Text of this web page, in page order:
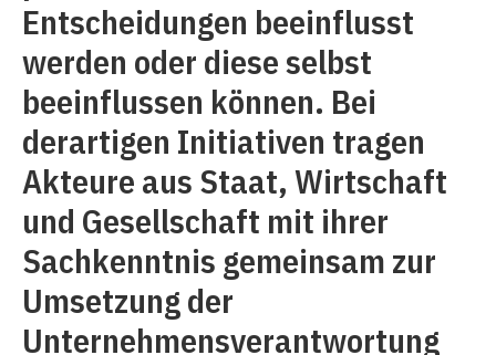
Entscheidungen beeinflusst
werden oder diese selbst
beeinflussen können. Bei
derartigen Initiativen tragen
Akteure aus Staat, Wirtschaft
und Gesellschaft mit ihrer
Sachkenntnis gemeinsam zur
Umsetzung der
Unternehmensverantwortung